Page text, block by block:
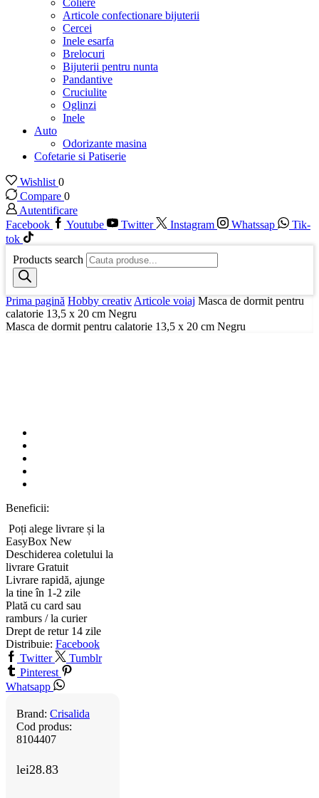
Coliere
Articole confectionare bijuterii
Cercei
Inele esarfa
Brelocuri
Bijuterii pentru nunta
Pandantive
Cruciulite
Oglinzi
Inele
Auto
Odorizante masina
Cofetarie si Patiserie
Wishlist 0
Compare 0
Autentificare
Facebook
Youtube Twitter Instagram Whatssap
Tik-
tok
Products search
Prima pagină Hobby creativ Articole voiaj Masca de dormit pentru
calatorie 13,5 x 20 cm Negru
Masca de dormit pentru calatorie 13,5 x 20 cm Negru
Beneficii:
Poți alege livrare și la
EasyBox New
Deschiderea coletului la
livrare Gratuit
Livrare rapidă, ajunge
la tine în 1-2 zile
Plată cu card sau
ramburs / la curier
Drept de retur 14 zile
Distribuie: Facebook
Twitter
Tumblr
Pinterest
Whatsapp
Brand: Crisalida
Cod produs:
8104407
lei28.83